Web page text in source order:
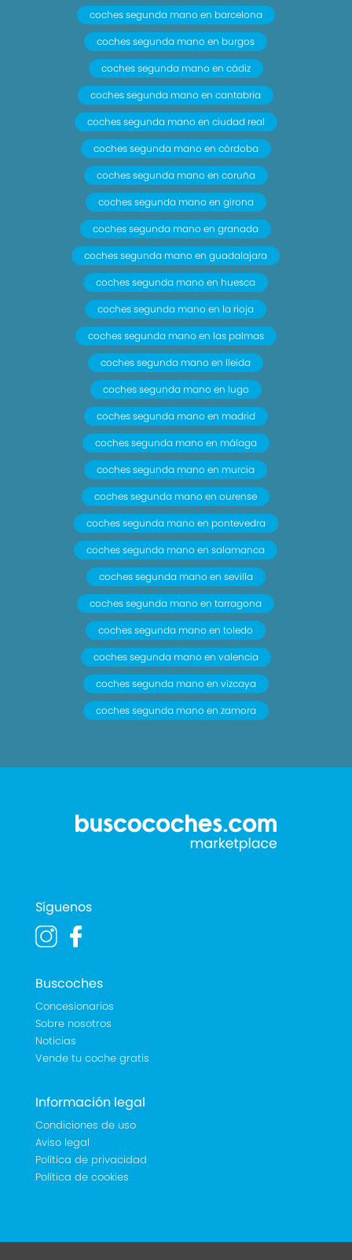
coches segunda mano en barcelona
coches segunda mano en burgos
coches segunda mano en cádiz
coches segunda mano en cantabria
coches segunda mano en ciudad real
coches segunda mano en córdoba
coches segunda mano en coruña
coches segunda mano en girona
coches segunda mano en granada
coches segunda mano en guadalajara
coches segunda mano en huesca
coches segunda mano en la rioja
coches segunda mano en las palmas
coches segunda mano en lleida
coches segunda mano en lugo
coches segunda mano en madrid
coches segunda mano en málaga
coches segunda mano en murcia
coches segunda mano en ourense
coches segunda mano en pontevedra
coches segunda mano en salamanca
coches segunda mano en sevilla
coches segunda mano en tarragona
coches segunda mano en toledo
coches segunda mano en valencia
coches segunda mano en vizcaya
coches segunda mano en zamora
Síguenos
Buscoches
Concesionarios
Sobre nosotros
Noticias
Vende tu coche gratis
Información legal
Condiciones de uso
Aviso legal
Política de privacidad
Política de cookies